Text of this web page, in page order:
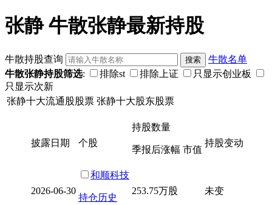
张静 牛散张静最新持股
牛散持股查询
牛散名单
牛散张静持股筛选: 排除st 排除上证
只显示创业板
只显示次新
张静十大流通股股票 张静十大股东股票
披露日期 个股
持股数量
季报后涨幅 市值
持股变动
2026-06-30
和顺科技
持仓历史
253.75万股 未变